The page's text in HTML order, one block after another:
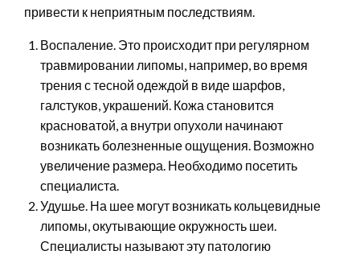
привести к неприятным последствиям.
Воспаление. Это происходит при регулярном
травмировании липомы, например, во время
трения с тесной одеждой в виде шарфов,
галстуков, украшений. Кожа становится
красноватой, а внутри опухоли начинают
возникать болезненные ощущения. Возможно
увеличение размера. Необходимо посетить
специалиста.
Удушье. На шее могут возникать кольцевидные
липомы, окутывающие окружность шеи.
Специалисты называют эту патологию